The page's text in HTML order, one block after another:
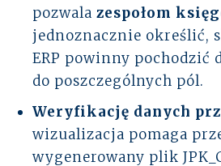
pozwala zespołom
jednoznacznie określić,
ERP powinny pochodzić
do poszczególnych pól.
Weryfikację danych
wizualizacja pomaga
wygenerowany plik